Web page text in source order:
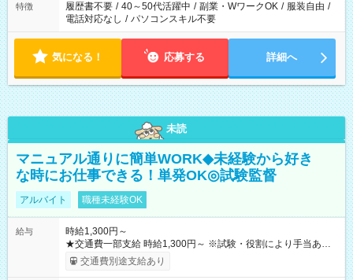
特徴 履歴書不要 / 40～50代活躍中 / 副業・WワークOK / 服装自由 /
電話対応なし / パソコンスキル不要
気になる！ 応募する 詳細へ
未読
マニュアル通りに簡単WORK◆未経験から好き
な時にお仕事できる！単発OK◎試験監督
アルバイト 職種未経験OK
給与
時給1,300円～
★交通費一部支給 時給1,300円～ ※試験・役割により手当あり
※勤務回数により昇給あり 【即給（前払い）オプションあ
り！】 希望される場合、勤務から1週間ほどで給与の一部を受け
交通費別途支給あり